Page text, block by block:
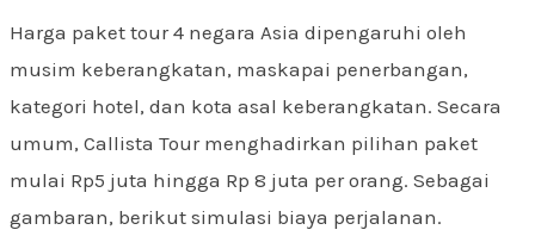
Harga paket tour 4 negara Asia dipengaruhi oleh
musim keberangkatan, maskapai penerbangan,
kategori hotel, dan kota asal keberangkatan. Secara
umum, Callista Tour menghadirkan pilihan paket
mulai Rp5 juta hingga Rp 8 juta per orang. Sebagai
gambaran, berikut simulasi biaya perjalanan.